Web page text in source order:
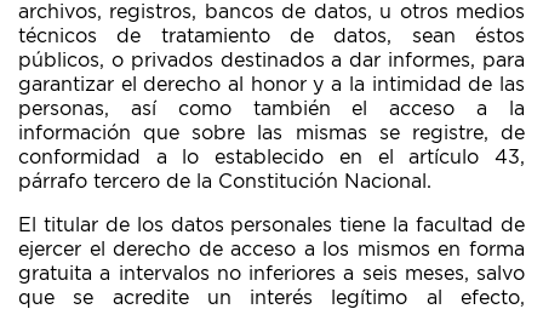
archivos, registros, bancos de datos, u otros medios
técnicos de tratamiento de datos, sean éstos
públicos, o privados destinados a dar informes, para
garantizar el derecho al honor y a la intimidad de las
personas, así como también el acceso a la
información que sobre las mismas se registre, de
conformidad a lo establecido en el artículo 43,
párrafo tercero de la Constitución Nacional.
El titular de los datos personales tiene la facultad de
ejercer el derecho de acceso a los mismos en forma
gratuita a intervalos no inferiores a seis meses, salvo
que se acredite un interés legítimo al efecto,
TELECONSULTAS EN LA GUARDIA